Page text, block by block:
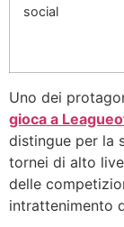
social
Uno dei
gioca a
distingue per la
tornei di alto
delle
intrattenimento